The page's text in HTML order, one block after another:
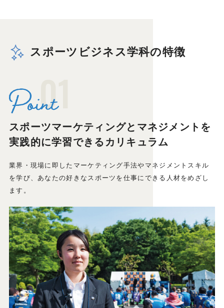
スポーツビジネス学科の特徴
01
スポーツマーケティングとマネジメントを
実践的に学習できるカリキュラム
業界・現場に即したマーケティング手法やマネジメントスキル
を学び、あなたの好きなスポーツを仕事にできる人材をめざし
ます。